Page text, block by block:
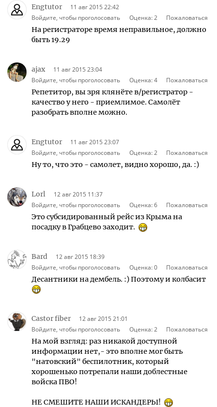
Engtutor
11 авг 2015 22:42
Войдите, чтобы проголосовать
Оценка:2 Пожаловаться
На регистраторе время неправильное, должно
быть 19.29
ajax
11 авг 2015 23:04
Войдите, чтобы проголосовать
Оценка:4 Пожаловаться
Репетитор, вы зря клянёте в/регистратор -
качество у него - приемлимое. Самолёт
разобрать вполне можно.
Engtutor
11 авг 2015 23:07
Войдите, чтобы проголосовать
Оценка:2 Пожаловаться
Ну то, что это - самолет, видно хорошо, да. :)
Lorl
12 авг 2015 11:37
Войдите, чтобы проголосовать
Оценка:6 Пожаловаться
Это субсидированный рейс из Крыма на
посадку в Грабцево заходит.
Bard
12 авг 2015 18:39
Войдите, чтобы проголосовать
Оценка:0 Пожаловаться
Десантники на дембель. :) Поэтому и колбасит
Castor fiber
12 авг 2015 21:01
Войдите, чтобы проголосовать
Оценка:2 Пожаловаться
На мой взгляд: раз никакой доступной
информации нет,- это вполне мог быть
"натовский" беспилотник, который
хорошенько потрепали наши доблестные
войска ПВО!
НЕ СМЕШИТЕ НАШИ ИСКАНДЕРЫ!